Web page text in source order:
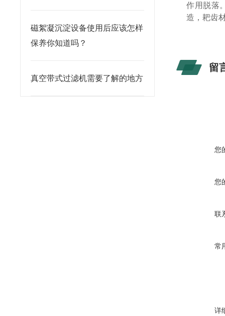
磁絮凝沉淀设备使用后应该怎样
保养你知道吗？
真空带式过滤机需要了解的地方
作用脱落
造，耙齿
留
您
您
联
常
详